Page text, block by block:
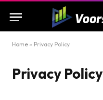
Home » Privacy Policy
Privacy Policy